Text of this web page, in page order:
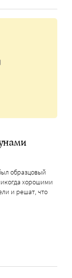
образцовый
хорошими
и решат, что